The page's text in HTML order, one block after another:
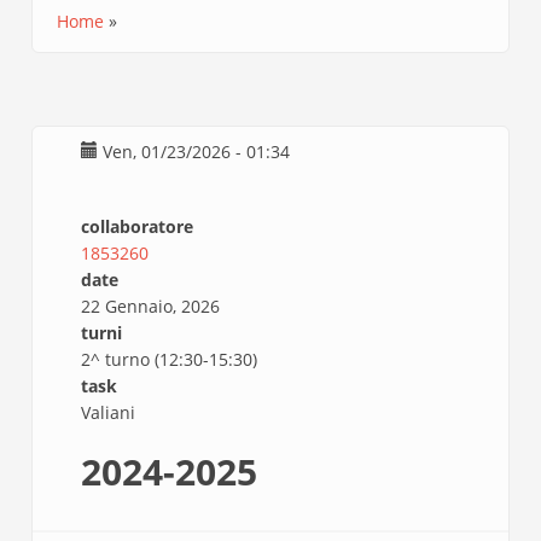
Home
Ven, 01/23/2026 - 01:34
collaboratore
1853260
date
22 Gennaio, 2026
turni
2^ turno (12:30-15:30)
task
Valiani
2024-2025